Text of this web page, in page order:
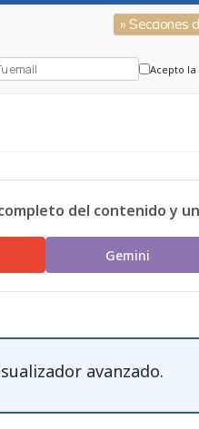
» Secciones
Acepto
del contenido y
Gemini
avanzado.